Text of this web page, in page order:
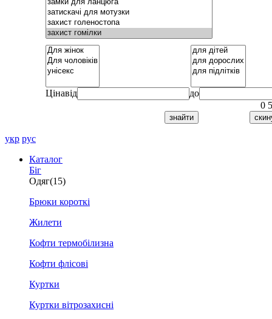
Цінавід
до
0
укр рус
Каталог
Біг
Одяг(15)
Брюки короткі
Жилети
Кофти термобілизна
Кофти флісові
Куртки
Куртки вітрозахисні